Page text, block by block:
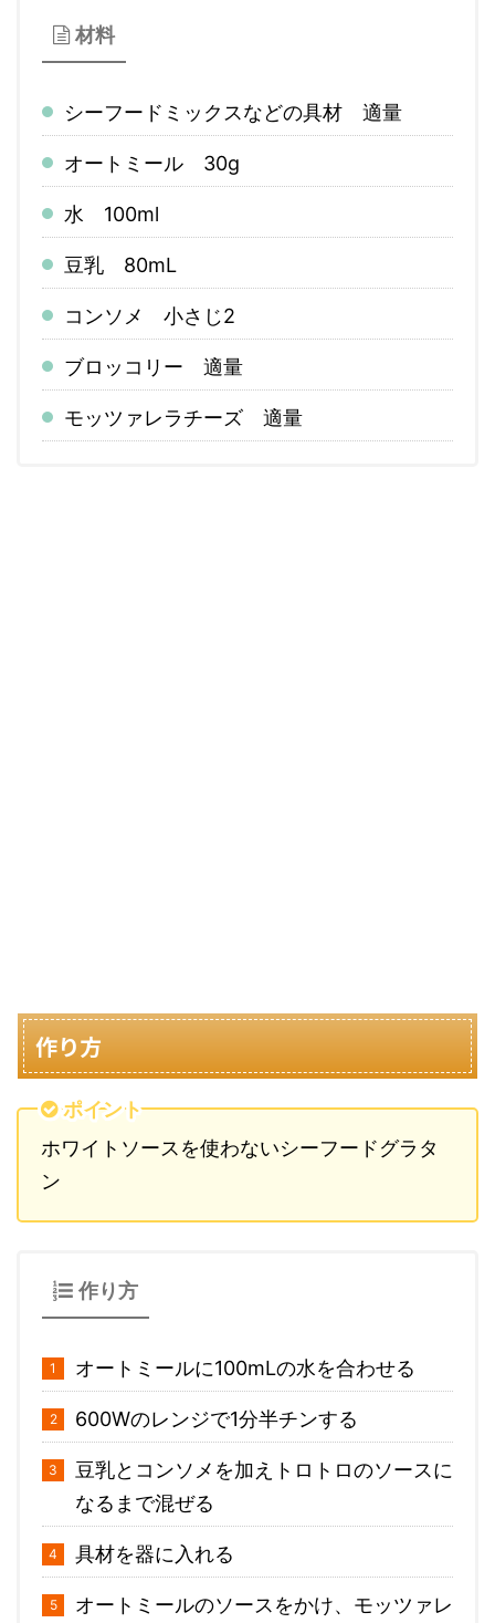
材料
シーフードミックスなどの具材 適量
オートミール 30g
水 100ml
豆乳 80mL
コンソメ 小さじ2
ブロッコリー 適量
モッツァレラチーズ 適量
作り方
ポイント
ホワイトソースを使わないシーフードグラタ
ン
作り方
オートミールに100mLの水を合わせる
600Wのレンジで1分半チンする
豆乳とコンソメを加えトロトロのソースに
なるまで混ぜる
具材を器に入れる
オートミールのソースをかけ、モッツァレ